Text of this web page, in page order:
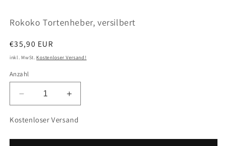
Rokoko Tortenheber, versilbert
Normaler
Preis
€35,90 EUR
inkl. MwSt. Kostenloser Versand!
Anzahl
Verringere
die
Menge
Rokoko
Erhöhe
die
Menge
Rokoko
Kostenloser Versand